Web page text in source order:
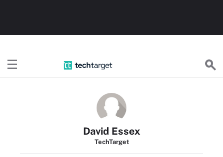
David Essex
TechTarget